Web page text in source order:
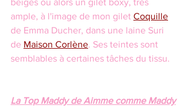
ample, à l'image de mon gilet Coquille
de Emma Ducher, dans une laine Suri
de Maison Corlène. Ses teintes sont
semblables à certaines tâches du tissu.
La Top Maddy de Aimme comme Maddy